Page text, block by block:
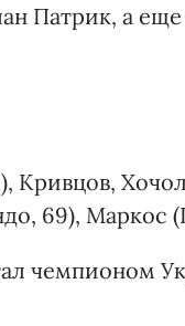
Патрик, а
Кривцов,
69), Маркос
чемпионом